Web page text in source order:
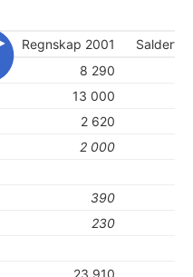
Regnskap 2001
Saldert
8 290
13 000
2 620
2 000
390
230
23 910